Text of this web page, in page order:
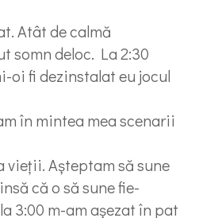
Atât de calmă
somn deloc. La 2:30
oi fi dezinstalat eu jocul
în mintea mea scenarii
Așteptam să sune
că o să sune fie-
3:00 m-am așezat în pat